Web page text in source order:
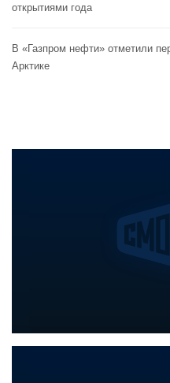
открытиями года
В «Газпром нефти» отметили
Арктике